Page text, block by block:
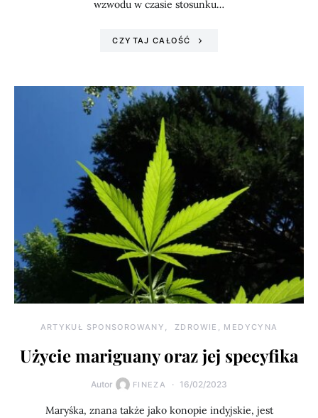
wzwodu w czasie stosunku…
CZYTAJ CAŁOŚĆ
ARTYKUŁ SPONSOROWANY ZDROWIE, MEDYCYNA
Użycie mariguany oraz jej specyfika
Autor FINEZA 16/02/2023
Maryśka, znana także jako konopie indyjskie, jest